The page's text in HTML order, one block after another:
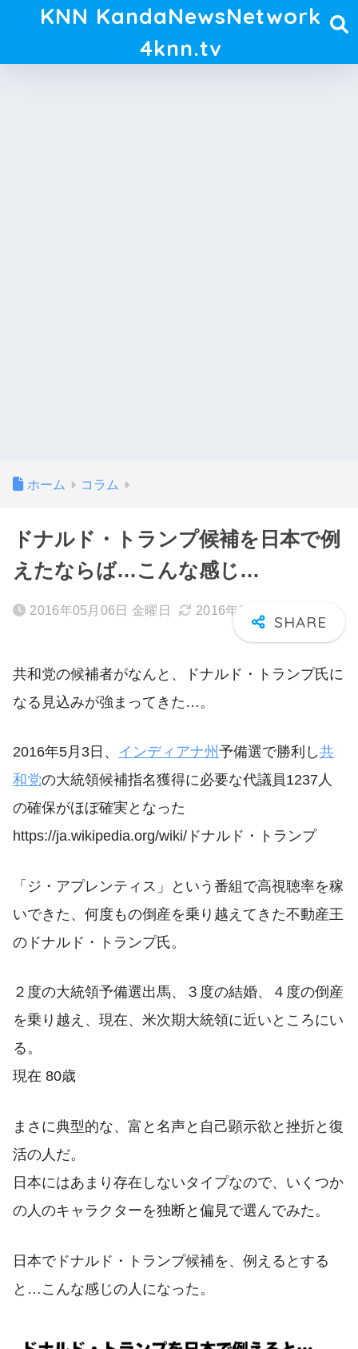
KNN KandaNewsNetwork
4knn.tv
ホーム コラム
ドナルド・トランプ候補を日本で例
えたならば…こんな感じ…
2016年05月06日 金曜日 2016年05月07日 土曜日
共和党の候補者がなんと、ドナルド・トランプ氏に
なる見込みが強まってきた…。
2016年5月3日、 インディアナ州予備選で勝利し共
和党の大統領候補指名獲得に必要な代議員1237人
の確保がほぼ確実となった
https://ja.wikipedia.org/wiki/ドナルド・トランプ
「ジ・アプレンティス」という番組で高視聴率を稼
いできた、何度もの倒産を乗り越えてきた不動産王
のドナルド・トランプ氏。
２度の大統領予備選出馬、３度の結婚、４度の倒産
を乗り越え、現在、米次期大統領に近いところにい
る。
現在 80歳
まさに典型的な、富と名声と自己顕示欲と挫折と復
活の人だ。
日本にはあまり存在しないタイプなので、いくつか
の人のキャラクターを独断と偏見で選んでみた。
日本でドナルド・トランプ候補を、例えるとする
と…こんな感じの人になった。